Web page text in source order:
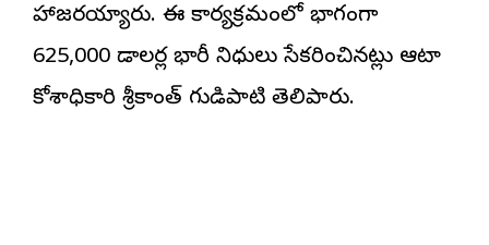
హాజరయ్యారు. ఈ కార్యక్రమంలో భాగంగా
625,000 డాలర్ల భారీ నిధులు సేకరించినట్లు ఆటా
కోశాధికారి శ్రీకాంత్ గుడిపాటి తెలిపారు.